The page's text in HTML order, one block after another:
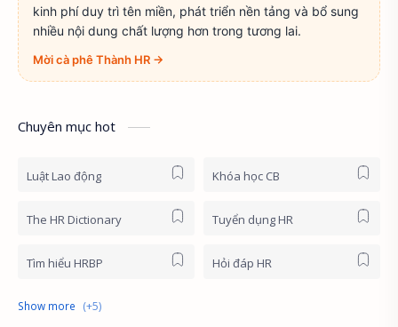
kinh phí duy trì tên miền, phát triển nền tảng và bổ sung
nhiều nội dung chất lượng hơn trong tương lai.
Mời cà phê Thành HR →
Chuyên mục hot
Luật Lao động Khóa học CB
The HR Dictionary Tuyển dụng HR
Tìm hiểu HRBP Hỏi đáp HR
HR News